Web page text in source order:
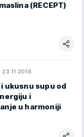
(RECEPT)
23.11.2018.
ukusnu supu od
i
u harmoniji